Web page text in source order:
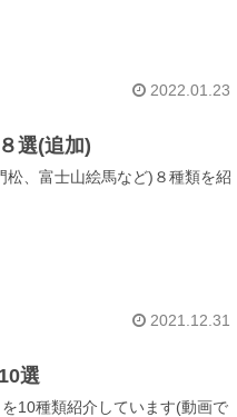
2022.01.23
選(追加)
、富士山絵馬など)８種類を紹
2021.12.31
選
10種類紹介しています(動画で